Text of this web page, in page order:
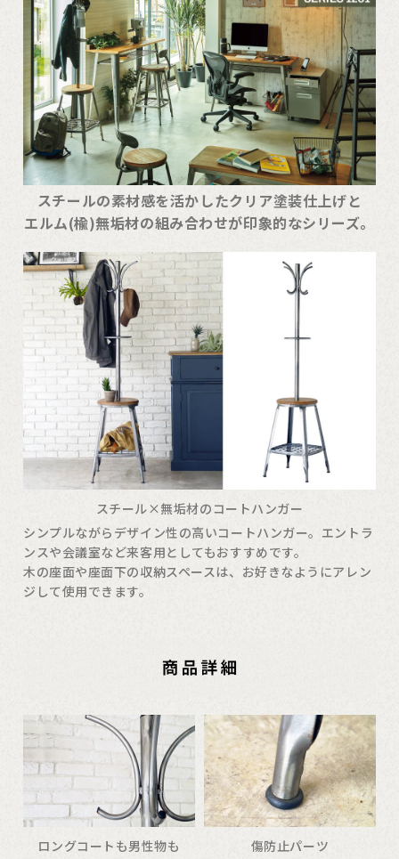
スチールの素材感を活かしたクリア塗装仕上げと
エルム(楡)無垢材の組み合わせが印象的なシリーズ。
スチール×無垢材のコートハンガー
シンプルながらデザイン性の高いコートハンガー。エントラ
ンスや会議室など来客用としてもおすすめです。
木の座面や座面下の収納スペースは、お好きなようにアレン
ジして使用できます。
ロングコートも男性物も
傷防止パーツ